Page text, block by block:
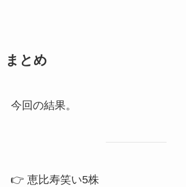
まとめ
今回の結果。
👉 恵比寿笑い5株